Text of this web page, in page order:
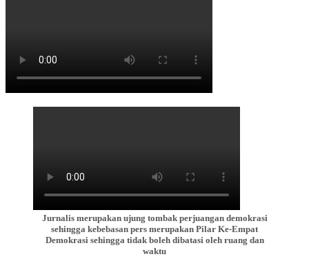
Jurnalis merupakan ujung tombak perjuangan demokrasi
sehingga kebebasan pers merupakan Pilar Ke-Empat
Demokrasi sehingga tidak boleh dibatasi oleh ruang dan
waktu